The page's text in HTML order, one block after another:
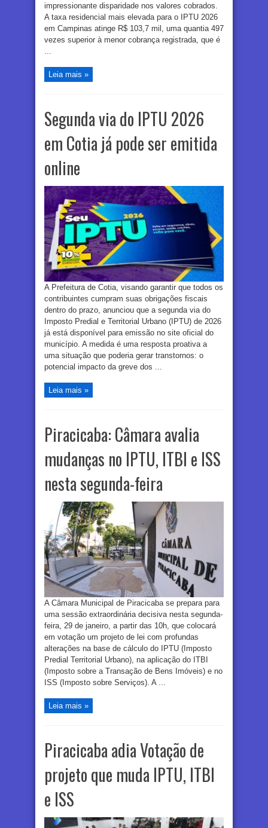
impressionante disparidade nos valores cobrados.
A taxa residencial mais elevada para o IPTU 2026
em Campinas atinge R$ 103,7 mil, uma quantia 497
vezes superior à menor cobrança registrada, que é
...
Leia mais »
Segunda via do IPTU 2026
em Cotia já pode ser emitida
online
A Prefeitura de Cotia, visando garantir que todos os
contribuintes cumpram suas obrigações fiscais
dentro do prazo, anunciou que a segunda via do
Imposto Predial e Territorial Urbano (IPTU) de 2026
já está disponível para emissão no site oficial do
município. A medida é uma resposta proativa a
uma situação que poderia gerar transtornos: o
potencial impacto da greve dos ...
Leia mais »
Piracicaba: Câmara avalia
mudanças no IPTU, ITBI e ISS
nesta segunda-feira
A Câmara Municipal de Piracicaba se prepara para
uma sessão extraordinária decisiva nesta segunda-
feira, 29 de janeiro, a partir das 10h, que colocará
em votação um projeto de lei com profundas
alterações na base de cálculo do IPTU (Imposto
Predial Territorial Urbano), na aplicação do ITBI
(Imposto sobre a Transação de Bens Imóveis) e no
ISS (Imposto sobre Serviços). A ...
Leia mais »
Piracicaba adia Votação de
projeto que muda IPTU, ITBI
e ISS